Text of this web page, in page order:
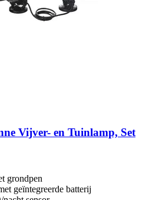
Vijver-​ en Tuinlamp, Set
grondpen
geïntegreerde batterij